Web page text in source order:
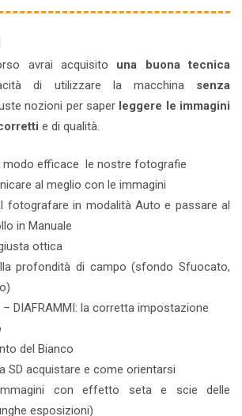
avrai acquisito una buona tecnica
di utilizzare la macchina senza
nozioni per saperleggere le immagini
e di qualità.
modo efficace le nostre fotografie
al meglio con le immagini
fotografare in modalità Auto e passare al
in Manuale
ottica
profondità di campo (sfondo Sfuocato,
– DIAFRAMMI: la corretta impostazione
del Bianco
SD acquistare e come orientarsi
immagini con effetto seta e scie delle
esposizioni)